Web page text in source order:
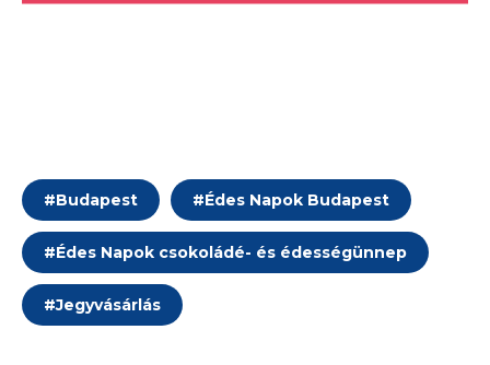
#Budapest #Édes Napok Budapest
#Édes Napok csokoládé- és édességünnep
#Jegyvásárlás